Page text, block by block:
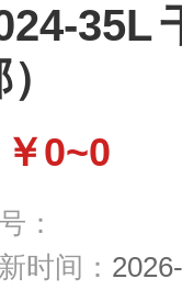
￥0~0
：
时间：